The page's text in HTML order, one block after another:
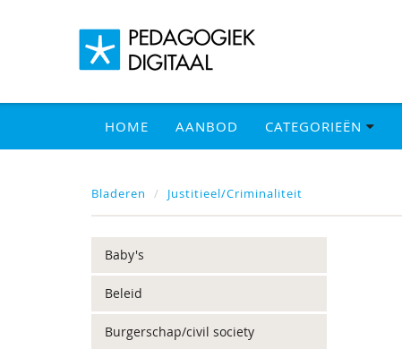
HOME AANBOD CATEGORIEËN
Bladeren Justitieel/Criminaliteit
Baby's
Beleid
Burgerschap/civil society